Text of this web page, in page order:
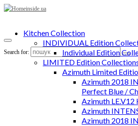
Search for:
Kitchen Collection
INDIVIDUAL Edition
Individual Edition
LIMITED Edition
Azimuth Limited
Azimuth 2018
Perfect Blue /
Azimuth LE.V12
Azimuth
Azimuth 2018